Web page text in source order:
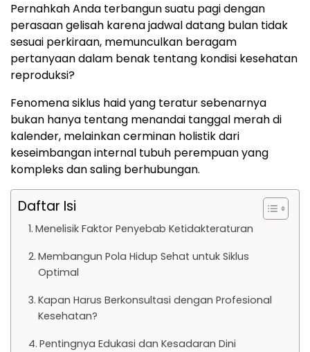
Pernahkah Anda terbangun suatu pagi dengan
perasaan gelisah karena jadwal datang bulan tidak
sesuai perkiraan, memunculkan beragam
pertanyaan dalam benak tentang kondisi kesehatan
reproduksi?
Fenomena siklus haid yang teratur sebenarnya
bukan hanya tentang menandai tanggal merah di
kalender, melainkan cerminan holistik dari
keseimbangan internal tubuh perempuan yang
kompleks dan saling berhubungan.
Daftar Isi
Menelisik Faktor Penyebab Ketidakteraturan
Membangun Pola Hidup Sehat untuk Siklus
Optimal
Kapan Harus Berkonsultasi dengan Profesional
Kesehatan?
Pentingnya Edukasi dan Kesadaran Dini